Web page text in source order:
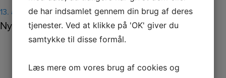
13. april 2026
Nyt blad fra Løberen
de har indsamlet gennem din brug af deres
tjenester. Ved at klikke på 'OK' giver du
samtykke til disse formål.
Læs mere om vores brug af cookies og